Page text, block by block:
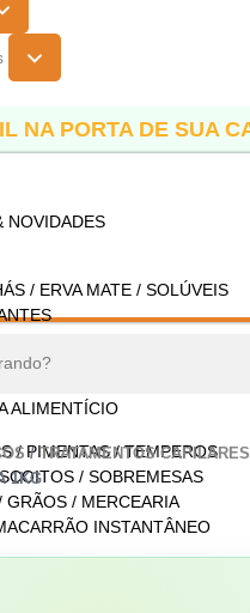
NA PORTA DE SUA
NOVIDADES
/ ERVA MATE / SOLÚVEIS
ALIMENTÍCIO
/ PIMENTAS / TEMPEROS
/ SOBREMESAS
GRÃOS / MERCEARIA
INSTANTÂNEO
/TRATAMENTOS CAPILARES
1KG